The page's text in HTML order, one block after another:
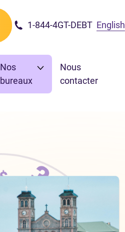
1-844-4GT-DEBT English
Nos
bureaux
Nous
contacter